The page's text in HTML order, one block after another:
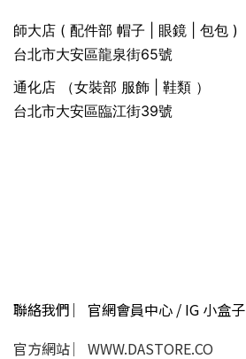
師大店 ( 配件部 帽子 | 眼鏡 | 包包 )
台北市大安區龍泉街65號
通化店 （女裝部 服飾 | 鞋類 ）
台北市大安區臨江街39號
聯絡我們 ︳官網會員中心 / IG 小盒子
官方網站 ︳WWW.DASTORE.CO